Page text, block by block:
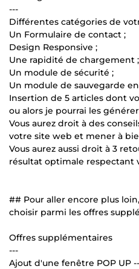
---
Différentes catégories de
Un Formulaire de contact ;
Design Responsive ;
Une rapidité de chargement ;
Un module de sécurité ;
Un module de sauvegarde
Insertion de 5 articles dont
ou alors je pourrai les
Vous aurez droit à des
votre site web et mener à
Vous aurez aussi droit à 3
résultat optimale respectant
## Pour aller encore plus
choisir parmi les offres
Offres supplémentaires
---
Ajout d'une fenêtre POP UP